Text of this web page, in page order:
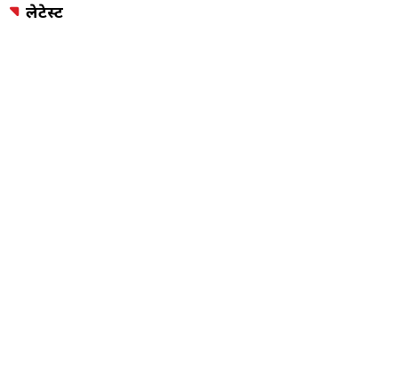
लेटेस्ट